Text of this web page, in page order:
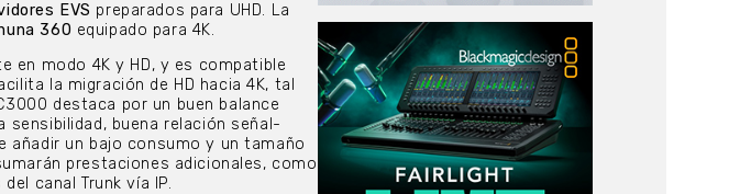
EVS preparados para UHD. La
360 equipado para 4K.
en modo 4K y HD, y es compatible
la migración de HD hacia 4K, tal
destaca por un buen balance
buena relación señal-
añadir un bajo consumo y un tamaño
prestaciones adicionales, como
canal Trunk vía IP.